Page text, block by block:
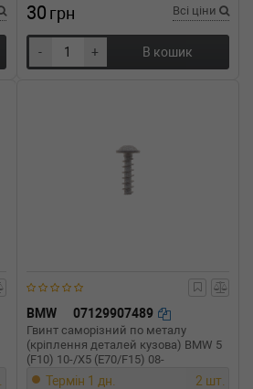
30 грн Всі ціни
- + В кошик
BMW 07129907489
Гвинт саморізний по металу
(кріплення деталей кузова) BMW 5
(F10) 10-/X5 (E70/F15) 08-
Термін 1 дн. 2 шт.